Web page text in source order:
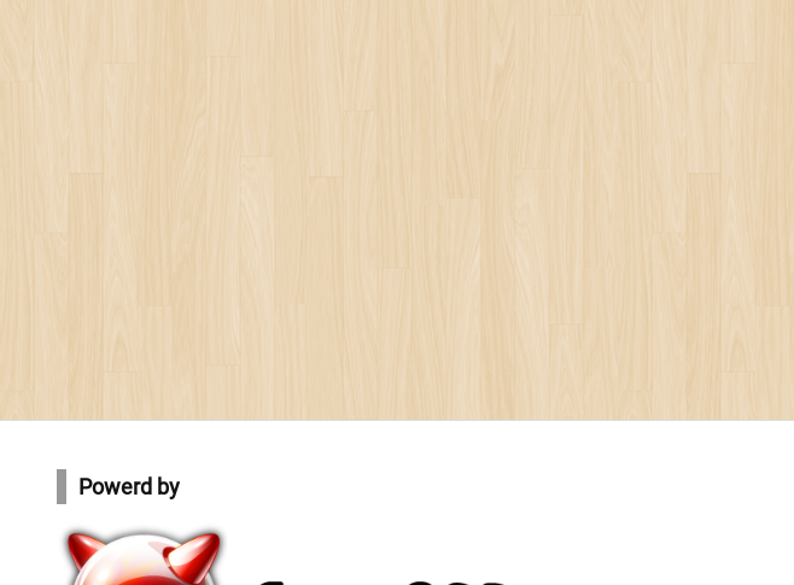
Powerd by